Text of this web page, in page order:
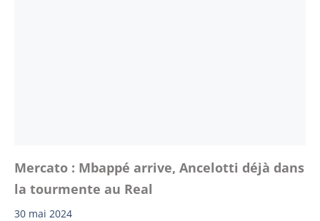
Mercato : Mbappé arrive, Ancelotti déjà dans
la tourmente au Real
30 mai 2024